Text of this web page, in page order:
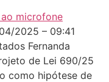
2025 – 09:41
Fernanda
de Lei 690/25
como hipótese de